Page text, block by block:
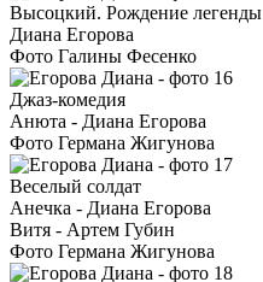
Высоцкий. Рождение легенды
Диана Егорова
Фото Галины Фесенко
Джаз-комедия
Анюта - Диана Егорова
Фото Германа Жигунова
Веселый солдат
Анечка - Диана Егорова
Витя - Артем Губин
Фото Германа Жигунова